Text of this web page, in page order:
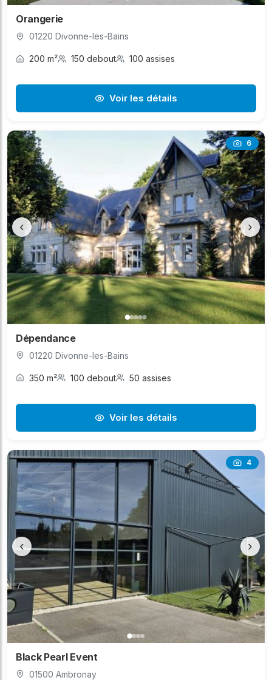
Orangerie
01220 Divonne-les-Bains
200 m² 150 debout 100 assises
Voir les détails
6
‹ ›
Dépendance
01220 Divonne-les-Bains
350 m² 100 debout 50 assises
Voir les détails
4
‹ ›
Black Pearl Event
01500 Ambronay